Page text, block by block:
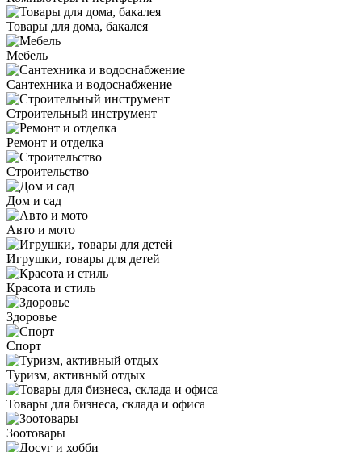
Товары для дома, бакалея
Мебель
Сантехника и водоснабжение
Строительный инструмент
Ремонт и отделка
Строительство
Дом и сад
Авто и мото
Игрушки, товары для детей
Красота и стиль
Здоровье
Спорт
Туризм, активный отдых
Товары для бизнеса, склада и офиса
Зоотовары